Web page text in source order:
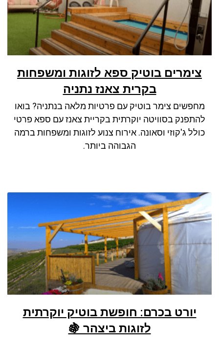
צימרים בוטיק ספא לזוגות ומשפחות
בקרית צאנז נתניה
מחפשים צימר בוטיק עם פרטיות מלאה בנתניה? בואו
להתפנק בסוויטה יוקרתית בקריית צאנז עם ספא פרטי
כולל ג'קוזי וסאונה. אירוח צנוע לזוגות ומשפחות ברמה
הגבוהה ביותר.
יורט בכרם: חופשת בוטיק יוקרתית
לזוגות ביצהר 🍇